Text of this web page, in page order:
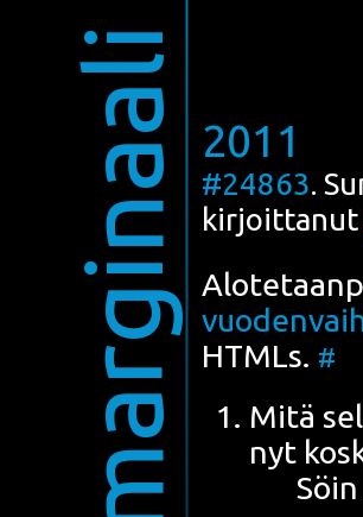
marginaali 2011
#24863.
kirjoittanut
HTMLs. #
Mitä
nyt